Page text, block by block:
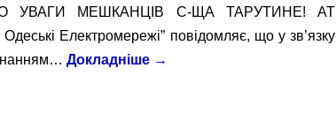
УВАГИ МЕШКАНЦІВ С-ЩА ТАРУТИНЕ! АТ
Електромережі” повідомляє, що у зв’язку
Докладніше →